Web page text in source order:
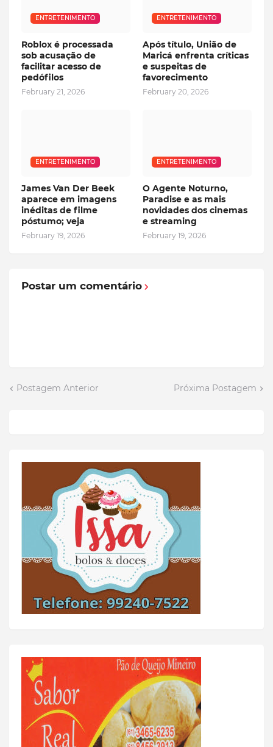
ENTRETENIMENTO
Roblox é processada
sob acusação de
facilitar acesso de
pedófilos
February 21, 2026
ENTRETENIMENTO
Após título, União de
Maricá enfrenta críticas
e suspeitas de
favorecimento
February 20, 2026
ENTRETENIMENTO
James Van Der Beek
aparece em imagens
inéditas de filme
póstumo; veja
February 19, 2026
ENTRETENIMENTO
O Agente Noturno,
Paradise e as mais
novidades dos cinemas
e streaming
February 19, 2026
Postar um comentário
Postagem Anterior Próxima Postagem